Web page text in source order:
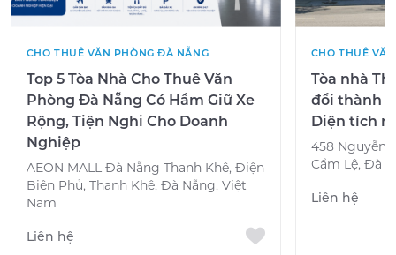
CHO THUÊ VĂN PHÒNG ĐÀ NẴNG
Top 5 Tòa Nhà Cho Thuê Văn
Phòng Đà Nẵng Có Hầm Giữ Xe
Rộng, Tiện Nghi Cho Doanh
Nghiệp
AEON MALL Đà Nẵng Thanh Khê, Điện
Biên Phủ, Thanh Khê, Đà Nẵng, Việt
Nam
Liên hệ
CHO THUÊ
Tòa nhà
đổi thành
Diện tích
458 Nguyễn
Cẩm Lệ, Đà
Liên hệ